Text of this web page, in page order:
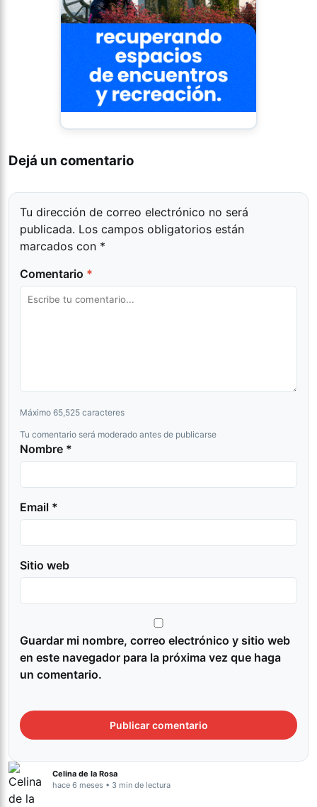
Dejá un comentario
Tu dirección de correo electrónico no será
publicada. Los campos obligatorios están
marcados con *
Comentario *
Máximo 65,525 caracteres
Tu comentario será moderado antes de publicarse
Nombre *
Email *
Sitio web
Guardar mi nombre, correo electrónico y sitio web
en este navegador para la próxima vez que haga
un comentario.
Celina de la Rosa
hace 6 meses • 3 min de lectura